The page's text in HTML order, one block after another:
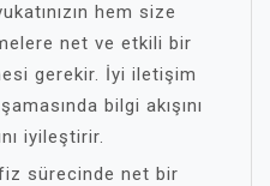
hem size
net ve etkili bir
gerekir. İyi iletişim
bilgi akışını
iyileştirir.
sürecinde net bir